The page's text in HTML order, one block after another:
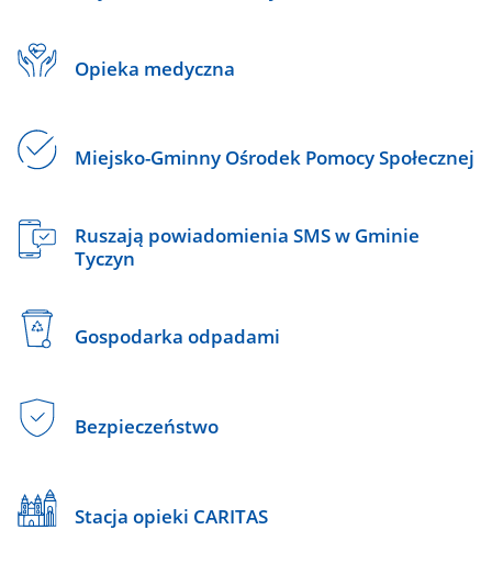
Opieka medyczna
Miejsko-Gminny Ośrodek Pomocy Społecznej
Ruszają powiadomienia SMS w Gminie
Tyczyn
Gospodarka odpadami
Bezpieczeństwo
Stacja opieki CARITAS